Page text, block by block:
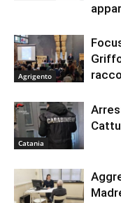
Agrigento
Catania